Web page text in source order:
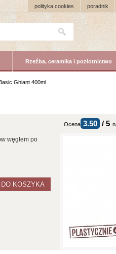
poradnik
polityka cookies
Rzeźba, ceramika i pozłotnictwo
Ghiant 400ml
Ocena 3.50 / 5
węglem po